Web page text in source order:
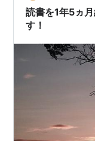
わらないと何かし
は変わりたいと思…
読書を1年5ヵ
す！